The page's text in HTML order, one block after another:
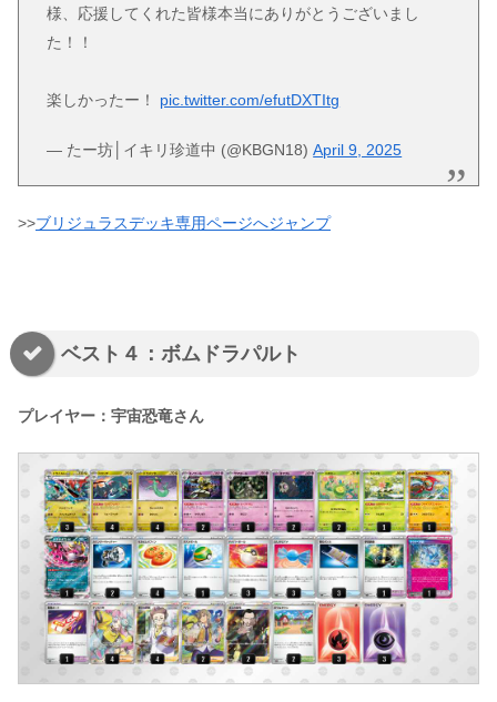
様、応援してくれた皆様本当にありがとうございまし
た！！
楽しかったー！ pic.twitter.com/efutDXTItg
— たー坊│イキリ珍道中 (@KBGN18)April 9, 2025
>>ブリジュラスデッキ専用ページへジャンプ
ベスト４：ボムドラパルト
プレイヤー：宇宙恐竜さん